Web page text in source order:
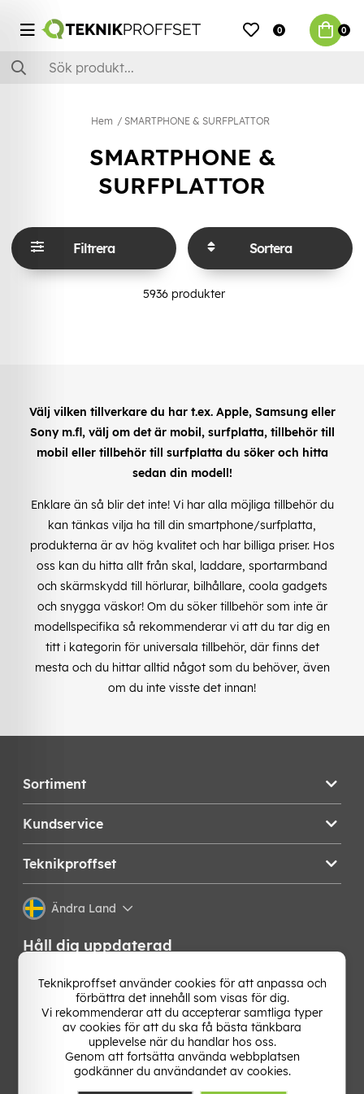
0 0
Hem SMARTPHONE & SURFPLATTOR
SMARTPHONE &
SURFPLATTOR
Filtrera Sortera
5936produkter
Välj vilken tillverkare du har t.ex. Apple, Samsung eller
Sony m.fl, välj om det är mobil, surfplatta, tillbehör till
mobil eller tillbehör till surfplatta du söker och hitta
sedan din modell!
Enklare än så blir det inte! Vi har alla möjliga tillbehör du
kan tänkas vilja ha till din smartphone/surfplatta,
produkterna är av hög kvalitet och har billiga priser. Hos
oss kan du hitta allt från skal, laddare, sportarmband
och skärmskydd till hörlurar, bilhållare, coola gadgets
och snygga väskor! Om du söker tillbehör som inte är
modellspecifika så rekommenderar vi att du tar dig en
titt i kategorin för universala tillbehör, där finns det
mesta och du hittar alltid något som du behöver, även
om du inte visste det innan!
Sortiment
Kundservice
Teknikproffset
Ändra Land
Håll dig uppdaterad
Få de senaste nyheterna, hetaste erbjudandena och
bästa tipsen från oss direkt i din mejlkorg. Signa upp på
vårt nyhetsbrev!
Teknikproffset använder cookies för att anpassa och
förbättra det innehåll som visas för dig.
Vi rekommenderar att du accepterar samtliga typer
av cookies för att du ska få bästa tänkbara
upplevelse när du handlar hos oss.
Genom att fortsätta använda webbplatsen
godkänner du användandet av cookies.